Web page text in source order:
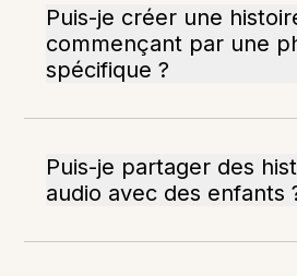
Puis-je créer une
commençant par une
spécifique ?
Puis-je partager des
audio avec des enfants